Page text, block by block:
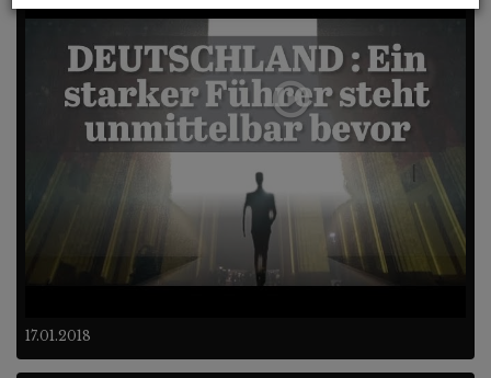
17.01.2018